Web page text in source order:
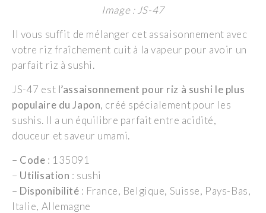
Image : JS-47
Il vous suffit de mélanger cet assaisonnement avec
votre riz fraîchement cuit à la vapeur pour avoir un
parfait riz à sushi.
JS-47 est l’assaisonnement pour riz à sushi le plus
populaire du Japon, créé spécialement pour les
sushis. Il a un équilibre parfait entre acidité,
douceur et saveur umami.
– Code : 135091
– Utilisation : sushi
– Disponibilité : France, Belgique, Suisse, Pays-Bas,
Italie, Allemagne